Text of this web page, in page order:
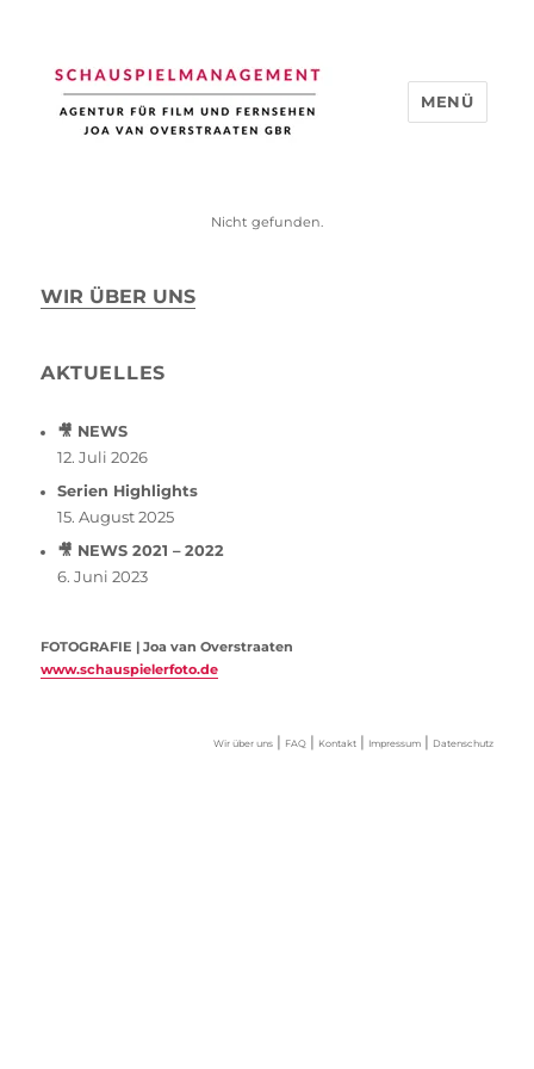
MENÜ
Nicht gefunden.
WIR ÜBER UNS
AKTUELLES
🎥 NEWS
12. Juli 2026
Serien Highlights
15. August 2025
🎥 NEWS 2021 – 2022
6. Juni 2023
FOTOGRAFIE | Joa van Overstraaten
www.schauspielerfoto.de
Wir über uns| FAQ| Kontakt| Impressum| Datenschutz